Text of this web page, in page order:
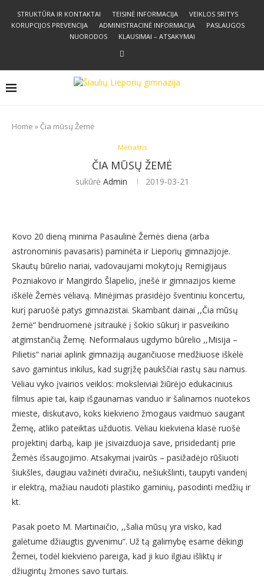
STRUKTŪRA IR KONTAKTAI TEISINĖ INFORMACIJA
VEIKLOS SRITYS
KORUPCIJOS PREVENCIJA
ADMINISTRACINĖ INFORMACIJA
PASLAUGOS
NUORODOS
KLAUSIMAI – ATSAKYMAI
Home » Čia mūsų Žemė
Metraštis
ČIA MŪSŲ ŽEMĖ
sukūrė Admin 2019-03-21
Kovo 20 dieną minima Pasaulinė Žemės diena (arba
astronominis pavasaris) paminėta ir Lieporių gimnazijoje.
Skautų būrelio nariai, vadovaujami mokytojų Remigijaus
Pozniakovo ir Mangirdo Šlapelio, įnešė ir gimnazijos kieme
iškėlė Žemės vėliavą. Minėjimas prasidėjo šventiniu koncertu,
kurį paruošė patys gimnazistai. Skambant dainai ,,Čia mūsų
žemė“ bendruomenė įsitraukė į šokio sūkurį ir pasveikino
atgimstančią Žemę. Neformalaus ugdymo būrelio ,,Misija –
Pilietis“ nariai aplink gimnaziją augančiuose medžiuose iškėlė
savo gamintus inkilus, kad sugrįžę paukščiai rastų sau namus.
Vėliau vyko įvairios veiklos: moksleiviai žiūrėjo edukacinius
filmus apie tai, kaip išgaunamas vanduo ir šalinamos nuotekos
mieste, diskutavo, koks kiekvieno žmogaus vaidmuo saugant
Žemę, atliko pateiktas užduotis. Vėliau kiekviena klasė ruošė
projektinį darbą, kaip jie įsivaizduoja save, prisidedantį prie
Žemės išsaugojimo. Atsakymai įvairūs – pasižadėjo rūšiuoti
šiukšles, daugiau važinėti dviračiu, nešiukšlinti, taupyti vandenį
ir elektrą, mažiau naudoti plastiko gaminių, pasodinti medžių ir
kt.
Pasak poeto M. Martinaičio, ,,šalia mūsų yra visko, kad
galėtume džiaugtis gyvenimu“. Už tą galimybę esame dėkingi
Žemei, todėl kiekvieno pareiga, kad ji kuo ilgiau išliktų ir
džiugintų žmones savo turtais.